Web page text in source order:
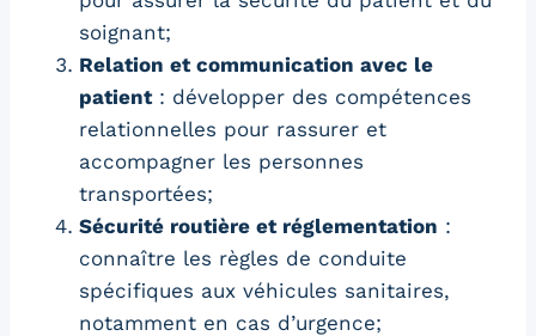
soignant;
Relation et communication avec le
patient: développer des compétences
relationnelles pour rassurer et
accompagner les personnes
transportées;
Sécurité routière et réglementation :
connaître les règles de conduite
spécifiques aux véhicules sanitaires,
notamment en cas d’urgence;